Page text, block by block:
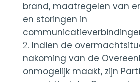
brand, maatregelen van
en storingen in
Indien de
nakoming van de
onmogelijk maakt, zijn